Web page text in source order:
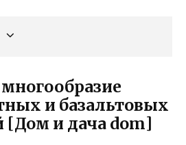
и базальтовых
[Дом и дача dom]